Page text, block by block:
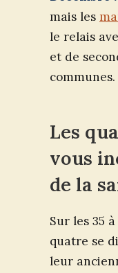
mais les
le relais
et de
communes.
Les
vous
de la
Sur les 35
quatre se
leur